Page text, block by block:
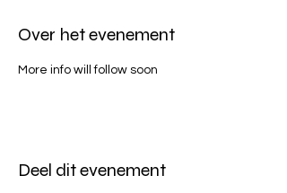
Over het evenement
More info will follow soon
Deel dit evenement